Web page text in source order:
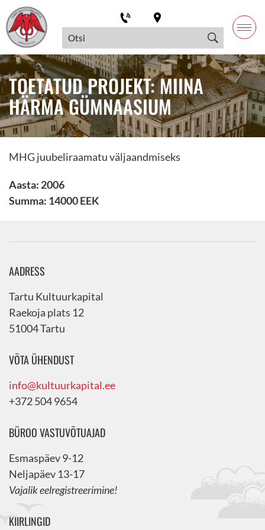
TOETATUD PROJEKT: MIINA
HÄRMA GÜMNAASIUM
MHG juubeliraamatu väljaandmiseks
Aasta: 2006
Summa: 14000 EEK
AADRESS
Tartu Kultuurkapital
Raekoja plats 12
51004 Tartu
VÕTA ÜHENDUST
info@kultuurkapital.ee
+372 504 9654
BÜROO VASTUVÕTUAJAD
Esmaspäev 9-12
Neljapäev 13-17
Vajalik eelregistreerimine!
KIIRLINGID